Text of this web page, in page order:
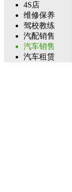
4S店
维修保养
驾校教练
汽配销售
汽车销售
汽车租赁